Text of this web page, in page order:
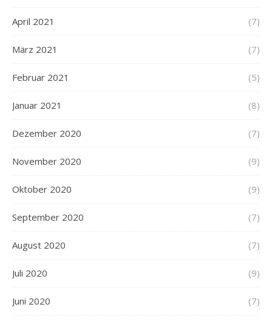
April 2021 (7)
März 2021 (7)
Februar 2021 (5)
Januar 2021 (8)
Dezember 2020 (7)
November 2020 (9)
Oktober 2020 (9)
September 2020 (7)
August 2020 (7)
Juli 2020 (9)
Juni 2020 (7)